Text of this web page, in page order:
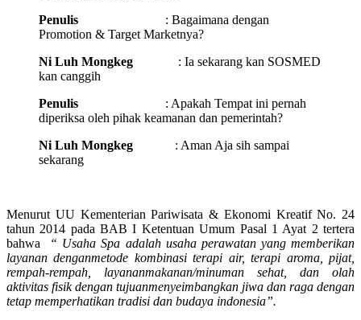
Penulis : Bagaimana dengan
Promotion & Target Marketnya?
Ni Luh Mongkeg : Ia sekarang kan SOSMED
kan canggih
Penulis : Apakah Tempat ini pernah
diperiksa oleh pihak keamanan dan pemerintah?
Ni Luh Mongkeg : Aman Aja sih sampai
sekarang
Menurut UU Kementerian Pariwisata & Ekonomi Kreatif No. 24
tahun 2014 pada BAB I Ketentuan Umum Pasal 1 Ayat 2 tertera
bahwa
“ Usaha Spa adalah usaha perawatan yang memberikan
layanan denganmetode kombinasi terapi air, terapi aroma, pijat,
rempah-rempah, layananmakanan/minuman sehat, dan olah
aktivitas fisik dengan tujuanmenyeimbangkan jiwa dan raga dengan
tetap memperhatikan tradisi dan budaya indonesia”.